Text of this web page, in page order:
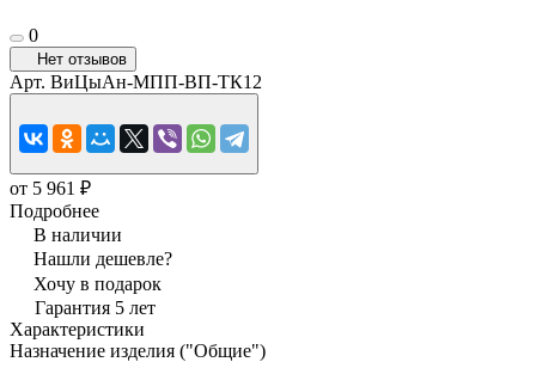
0
Нет отзывов
Арт. ВиЦыАн-МПП-ВП-ТК12
от 5 961 ₽
Подробнее
В наличии
Нашли дешевле?
Хочу в подарок
Гарантия 5 лет
Характеристики
Назначение изделия ("Общие")